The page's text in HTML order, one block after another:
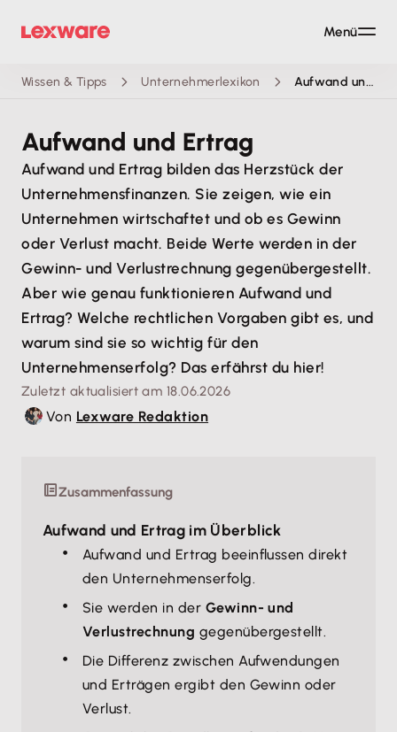
Wissen & Tipps Unternehmerlexikon Aufwand und Ertrag
Aufwand und Ertrag
Aufwand und Ertrag bilden das Herzstück der
Unternehmensfinanzen. Sie zeigen, wie ein
Unternehmen wirtschaftet und ob es Gewinn
oder Verlust macht. Beide Werte werden in der
Gewinn- und Verlustrechnung gegenübergestellt.
Aber wie genau funktionieren Aufwand und
Ertrag? Welche rechtlichen Vorgaben gibt es, und
warum sind sie so wichtig für den
Unternehmenserfolg? Das erfährst du hier!
Zuletzt aktualisiert am 18.06.2026
Von Lexware Redaktion
Zusammenfassung
Aufwand und Ertrag im Überblick
Aufwand und Ertrag beeinflussen direkt
den Unternehmenserfolg.
Sie werden in der Gewinn- und
Verlustrechnung gegenübergestellt.
Die Differenz zwischen Aufwendungen
und Erträgen ergibt den Gewinn oder
Verlust.
Menü